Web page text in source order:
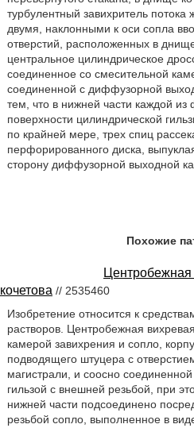
турбулентный завихритель потока
двумя, наклонными к оси сопла
отверстий, расположенных в
центральное цилиндрическое
соединенное со смесительной
соединенной с диффузорной
тем, что в нижней части каждой из
поверхности цилиндрической
по крайней мере, трех спиц
перфорированного диска,
сторону диффузорной выходной
Похожие
кочетова // 2535460
Изобретение относится к
растворов. Центробежная
камерой завихрения и сопло,
подводящего штуцера с
магистрали, и соосно
гильзой с внешней резьбой, при
нижней части подсоединено
резьбой сопло, выполненное в